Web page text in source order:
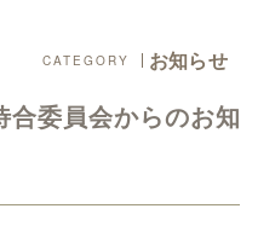
お知らせ
合委員会からのお知